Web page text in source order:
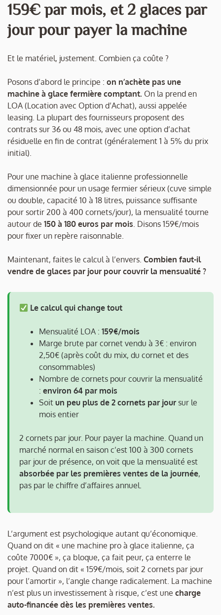
159€ par mois, et 2 glaces par
jour pour payer la machine
Et le matériel, justement. Combien ça coûte ?
Posons d’abord le principe : on n’achète pas une
machine à glace fermière comptant. On la prend en
LOA (Location avec Option d’Achat), aussi appelée
leasing. La plupart des fournisseurs proposent des
contrats sur 36 ou 48 mois, avec une option d’achat
résiduelle en fin de contrat (généralement 1 à 5% du prix
initial).
Pour une machine à glace italienne professionnelle
dimensionnée pour un usage fermier sérieux (cuve simple
ou double, capacité 10 à 18 litres, puissance suffisante
pour sortir 200 à 400 cornets/jour), la mensualité tourne
autour de 150 à 180 euros par mois. Disons 159€/mois
pour fixer un repère raisonnable.
Maintenant, faites le calcul à l’envers. Combien faut-il
vendre de glaces par jour pour couvrir la mensualité ?
Le calcul qui change tout
Mensualité LOA : 159€/mois
Marge brute par cornet vendu à 3€ : environ
2,50€ (après coût du mix, du cornet et des
consommables)
Nombre de cornets pour couvrir la mensualité
: environ 64 par mois
Soit un peu plus de 2 cornets par jour sur le
mois entier
2 cornets par jour. Pour payer la machine. Quand un
marché normal en saison c’est 100 à 300 cornets
par jour de présence, on voit que la mensualité est
absorbée par les premières ventes de la journée,
pas par le chiffre d’affaires annuel.
L’argument est psychologique autant qu’économique.
Quand on dit « une machine pro à glace italienne, ça
coûte 7000€ », ça bloque, ça fait peur, ça enterre le
projet. Quand on dit « 159€/mois, soit 2 cornets par jour
pour l’amortir », l’angle change radicalement. La machine
n’est plus un investissement à risque, c’est une charge
auto-financée dès les premières ventes.